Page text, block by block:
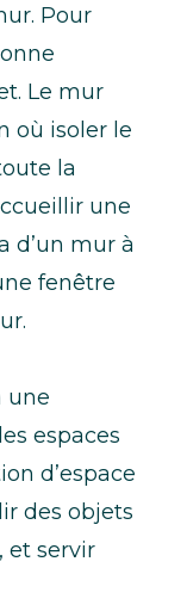
Pour
Le mur
où isoler le
la
une
d’un mur à
fenêtre
une
espaces
d’espace
des objets
et servir